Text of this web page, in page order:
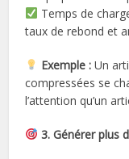
Temps de
taux de rebond et
Exemple : Un
compressées se
l’attention qu’un
3. Générer plus